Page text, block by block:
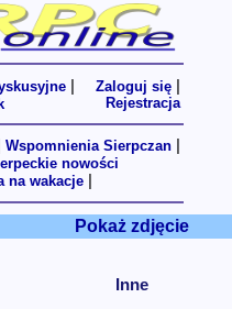
Zaloguj się
Rejestracja
Wspomnienia Sierpczan
nowości
na wakacje
Pokaż zdjęcie
Inne